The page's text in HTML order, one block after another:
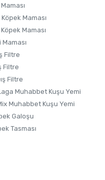
Maması
Maması
Maması
Filtre
Filtre
Filtre
Muhabbet Kuşu Yemi
Muhabbet Kuşu Yemi
Galoşu
Tasması